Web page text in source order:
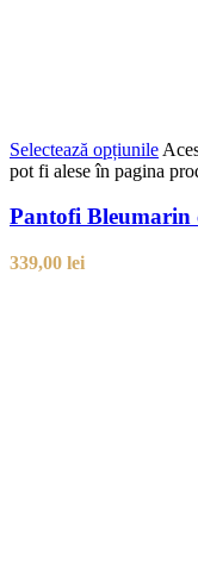
Selectează opțiunile
pot fi alese în pagina
Pantofi Bleumarin
339,00 lei